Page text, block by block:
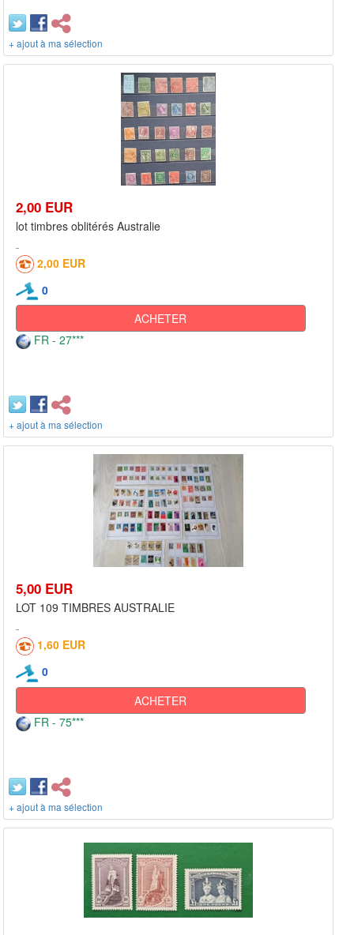
+ ajout à ma sélection
2,00 EUR
lot timbres oblitérés Australie
2,00 EUR
0
ACHETER
FR - 27***
+ ajout à ma sélection
5,00 EUR
LOT 109 TIMBRES AUSTRALIE
1,60 EUR
0
ACHETER
FR - 75***
+ ajout à ma sélection